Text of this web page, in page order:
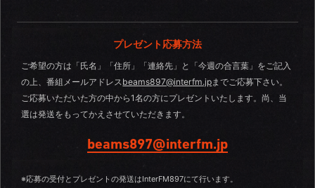
プレゼント応募方法
ご希望の方は「氏名」「住所」「連絡先」と「今週の合言葉」をご記入
の上、番組メールアドレス beams897@interfm.jpまでご応募下さい。
ご応募いただいた方の中から1名の方にプレゼントいたします。尚、当
選は発送をもってかえさせていただきます。
beams897@interfm.jp
※応募の受付とプレゼントの発送はInterFM897にて行います。